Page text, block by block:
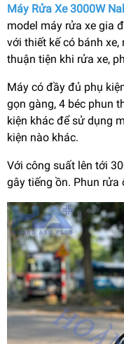
Máy Rửa Xe 3000W
model máy rửa xe gia
với thiết kế có bánh
thuận tiện khi rửa xe,
Máy có đầy đủ phụ
gọn gàng, 4 béc phun
kiện khác để sử dụng
kiện nào khác.
Với công suất lên tới
gây tiếng ồn. Phun rửa